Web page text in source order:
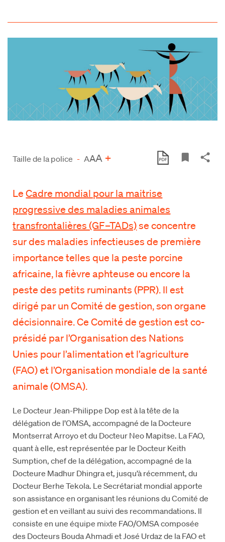
Taille de la police - AAA +
LeCadre mondial pour la maitrise
progressive des maladies animales
transfrontalières (GF–TADs)se concentre
sur des maladies infectieuses de première
importance telles que la peste porcine
africaine, la fièvre aphteuse ou encore la
peste des petits ruminants (PPR). Il est
dirigé par un Comité de gestion, son organe
décisionnaire. Ce Comité de gestion est co-
présidé par l’Organisation des Nations
Unies pour l’alimentation et l’agriculture
(FAO) et l’Organisation mondiale de la santé
animale (OMSA).
Le Docteur Jean-Philippe Dop est à la tête de la
délégation de l’OMSA, accompagné de la Docteure
Montserrat Arroyo et du Docteur Neo Mapitse. La FAO,
quant à elle, est représentée par le Docteur Keith
Sumption, chef de la délégation, accompagné de la
Docteure Madhur Dhingra et, jusqu’à récemment, du
Docteur Berhe Tekola. Le Secrétariat mondial apporte
son assistance en organisant les réunions du Comité de
gestion et en veillant au suivi des recommandations. Il
consiste en une équipe mixte FAO/OMSA composée
des Docteurs Bouda Ahmadi et José Urdaz de la FAO et